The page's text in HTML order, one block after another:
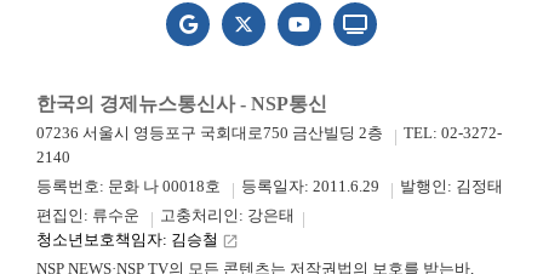
한국의 경제뉴스통신사 - NSP통신
07236 서울시 영등포구 국회대로750 금산빌딩 2층
TEL: 02-3272-
2140
등록번호: 문화 나 00018호
등록일자: 2011.6.29
발행인: 김정태
편집인: 류수운
고충처리인: 강은태
청소년보호책임자: 김승철 launch
NSP NEWS·NSP TV의 모든 콘텐츠는 저작권법의 보호를 받는바,